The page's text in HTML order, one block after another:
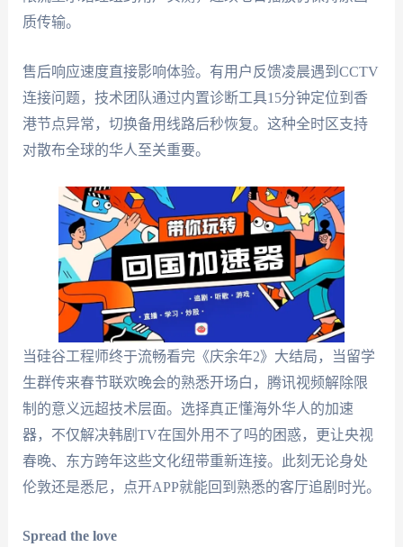
质传输。
售后响应速度直接影响体验。有用户反馈凌晨遇到CCTV
连接问题，技术团队通过内置诊断工具15分钟定位到香
港节点异常，切换备用线路后秒恢复。这种全时区支持
对散布全球的华人至关重要。
当硅谷工程师终于流畅看完《庆余年2》大结局，当留学
生群传来春节联欢晚会的熟悉开场白，腾讯视频解除限
制的意义远超技术层面。选择真正懂海外华人的加速
器，不仅解决韩剧TV在国外用不了吗的困惑，更让央视
春晚、东方跨年这些文化纽带重新连接。此刻无论身处
伦敦还是悉尼，点开APP就能回到熟悉的客厅追剧时光。
Spread the love